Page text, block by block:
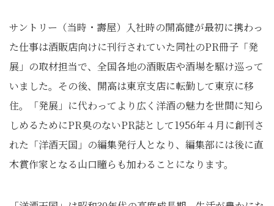
サントリー（当時・壽屋）入社時の開高健が最初に携わっ
た仕事は酒販店向けに刊行されていた同社のPR冊子「発
展」の取材担当で、全国各地の酒販店や酒場を駆け巡って
いました。その後、開高は東京支店に転勤して東京に移
住。「発展」に代わってより広く洋酒の魅力を世間に知ら
しめるためにPR臭のないPR誌として1956年４月に創刊さ
れた「洋酒天国」の編集発行人となり、編集部には後に直
木賞作家となる山口瞳らも加わることになります。